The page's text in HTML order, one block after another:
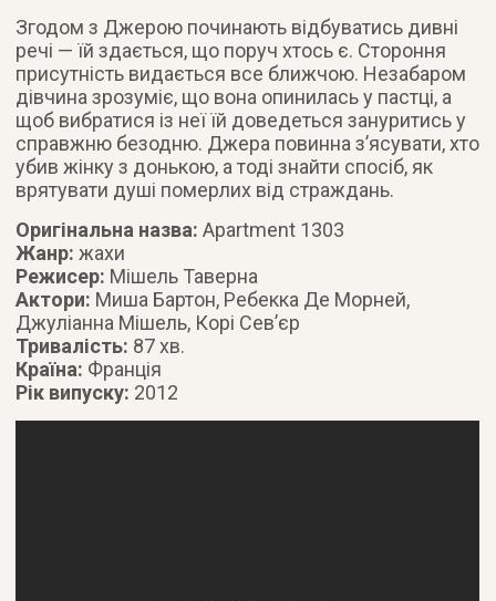
Згодом з Джерою починають відбуватись дивні
речі — їй здається, що поруч хтось є. Стороння
присутність видається все ближчою. Незабаром
дівчина зрозуміє, що вона опинилась у пастці, а
щоб вибратися із неї їй доведеться зануритись у
справжню безодню. Джера повинна з’ясувати, хто
убив жінку з донькою, а тоді знайти спосіб, як
врятувати душі померлих від страждань.
Оригінальна назва:Apartment 1303
Жанр:жахи
Режисер: Мішель Таверна
Актори: Миша Бартон, Ребекка Де Морней,
Джуліанна Мішель, Корі Сев’єр
Тривалість: 87 хв.
Країна: Франція
Рік випуску: 2012